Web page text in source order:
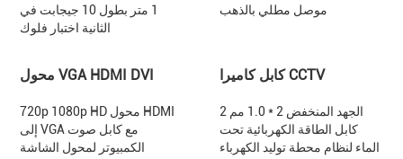
1 متر بطول 10 جيجابت في
الثانية اختبار فلوك
موصل مطلي بالذهب
محول VGA HDMI DVI
720p 1080p HD محول HDMI
إلى VGA مع كابل صوت
الكمبيوتر لمحول الشاشة
كابل كاميرا CCTV
الجهد المنخفض 2 * 1.0 مم 2
كابل الطاقة الكهربائية تحت
الماء لنظام محطة توليد الكهرباء